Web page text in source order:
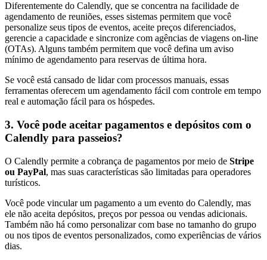
Diferentemente do Calendly, que se concentra na facilidade de
agendamento de reuniões, esses sistemas permitem que você
personalize seus tipos de eventos, aceite preços diferenciados,
gerencie a capacidade e sincronize com agências de viagens on-line
(OTAs). Alguns também permitem que você defina um aviso
mínimo de agendamento para reservas de última hora.
Se você está cansado de lidar com processos manuais, essas
ferramentas oferecem um agendamento fácil com controle em tempo
real e automação fácil para os hóspedes.
3. Você pode aceitar pagamentos e depósitos com o
Calendly para passeios?
O Calendly permite a cobrança de pagamentos por meio de Stripe
ou PayPal, mas suas características são limitadas para operadores
turísticos.
Você pode vincular um pagamento a um evento do Calendly, mas
ele não aceita depósitos, preços por pessoa ou vendas adicionais.
Também não há como personalizar com base no tamanho do grupo
ou nos tipos de eventos personalizados, como experiências de vários
dias.